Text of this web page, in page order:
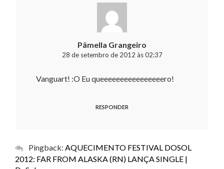
Pâmella Grangeiro
28 de setembro de 2012 às 02:37
Vanguart! :O Eu queeeeeeeeeeeeeeeero!
RESPONDER
Pingback: AQUECIMENTO FESTIVAL DOSOL
2012: FAR FROM ALASKA (RN) LANÇA SINGLE |